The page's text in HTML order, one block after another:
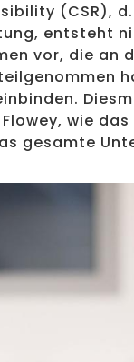
(CSR),
entsteht
vor, die an
wie
gesamte